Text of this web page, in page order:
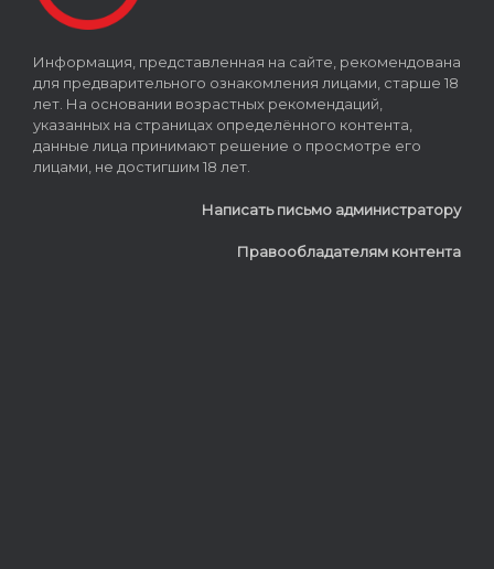
Информация, представленная на сайте, рекомендована
для предварительного ознакомления лицами, старше 18
лет. На основании возрастных рекомендаций,
указанных на страницах определённого контента,
данные лица принимают решение о просмотре его
лицами, не достигшим 18 лет.
Написать письмо администратору
Правообладателям контента